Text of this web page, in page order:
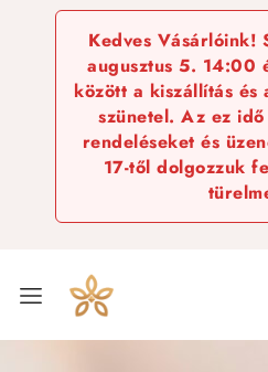
Kedves Vásárlóink!
augusztus 5. 14:00
között a kiszállítás és
szünetel. Az ez
rendeléseket és
17-től dolgozzuk